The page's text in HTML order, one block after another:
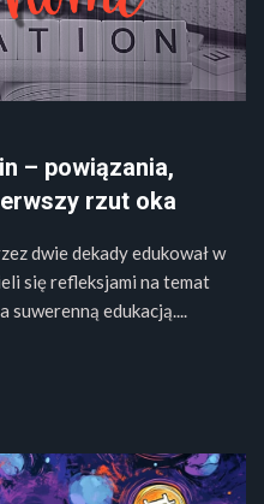
– powiązania,
rzut oka
dwie dekady edukował w
się refleksjami na temat
suwerenną edukacją....